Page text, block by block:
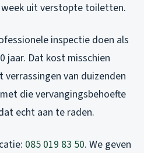
week uit verstopte toiletten.
inspectie doen als
jaar. Dat kost misschien
van duizenden
die vervangingsbehoefte
echt aan te raden.
085 019 83 50. We geven